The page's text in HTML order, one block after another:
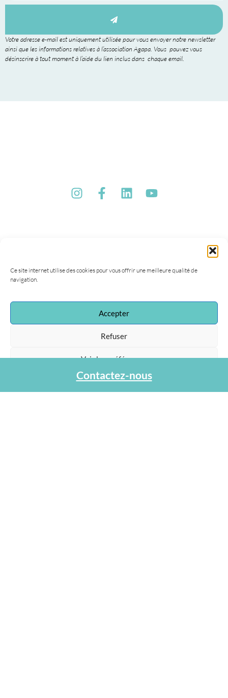
Ce site internet utilise des cookies pour vous offrir une meilleure qualité de
navigation.
Accepter
Refuser
Voir les préférences
Protection des données personnelles
Votre adresse e-mail est uniquement utilisée pour vous envoyer notre newsletter
ainsi que les informations relatives à l’association Agapa. Vous pouvez vous
désinscrire à tout moment à l’aide du lien inclus dans chaque email.
Association Agapa
Contactez-nous